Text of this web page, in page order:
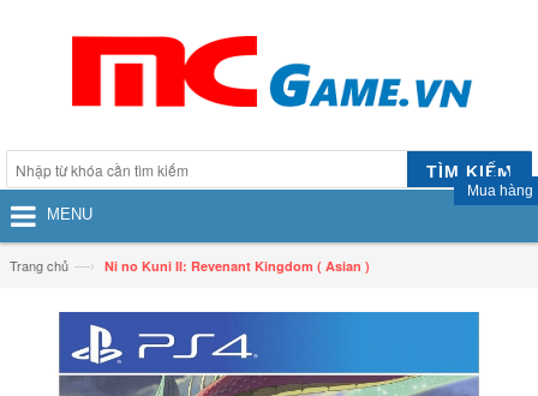
TÌM KIẾM
Mua hàng
MENU
Trang chủ —› Ni no Kuni II: Revenant Kingdom ( Asian )